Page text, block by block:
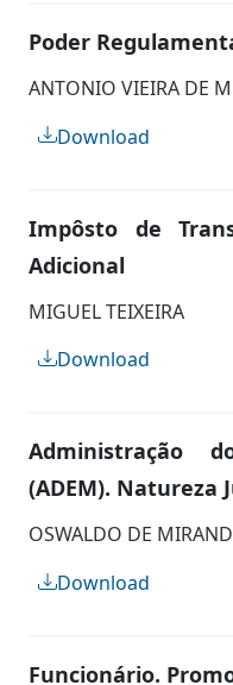
Poder
ANTONIO VIEIRA DE
Download
Impôsto de
Adicional
MIGUEL TEIXEIRA
Download
Administração
(ADEM). Natureza
OSWALDO DE
Download
Funcionário.